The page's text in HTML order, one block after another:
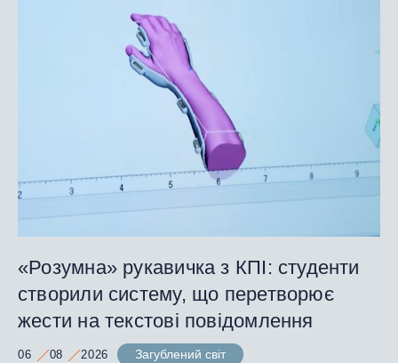
«Розумна» рукавичка з КПІ: студенти
створили систему, що перетворює
жести на текстові повідомлення
06 08 2026
Загублений світ